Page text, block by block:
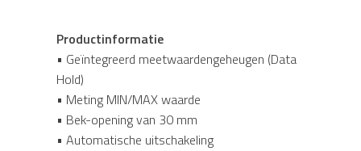
Productinformatie
• Geïntegreerd meetwaardengeheugen (Data
Hold)
• Meting MIN/MAX waarde
• Bek-opening van 30 mm
• Automatische uitschakeling